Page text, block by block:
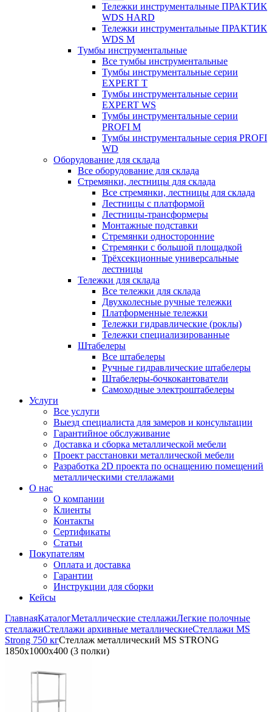
Тележки инструментальные ПРАКТИК
WDS HARD
Тележки инструментальные ПРАКТИК
WDS M
Тумбы инструментальные
Все тумбы инструментальные
Тумбы инструментальные серии
EXPERT T
Тумбы инструментальные серии
EXPERT WS
Тумбы инструментальные серии
PROFI M
Тумбы инструментальные серия PROFI
WD
Оборудование для склада
Все оборудование для склада
Стремянки, лестницы для склада
Все стремянки, лестницы для склада
Лестницы с платформой
Лестницы-трансформеры
Монтажные подставки
Стремянки односторонние
Стремянки с большой площадкой
Трёхсекционные универсальные
лестницы
Тележки для склада
Все тележки для склада
Двухколесные ручные тележки
Платформенные тележки
Тележки гидравлические (роклы)
Тележки специализированные
Штабелеры
Все штабелеры
Ручные гидравлические штабелеры
Штабелеры-бочкокантователи
Самоходные электроштабелеры
Услуги
Все услуги
Выезд специалиста для замеров и консультации
Гарантийное обслуживание
Доставка и сборка металлической мебели
Проект расстановки металлической мебели
Разработка 2D проекта по оснащению помещений
металлическими стеллажами
О нас
О компании
Клиенты
Контакты
Сертификаты
Статьи
Покупателям
Оплата и доставка
Гарантии
Инструкции для сборки
Кейсы
ГлавнаяКаталогМеталлические стеллажиЛегкие полочные
стеллажиСтеллажи архивные металлическиеСтеллажи MS
Strong 750 кгСтеллаж металлический MS STRONG
1850x1000x400 (3 полки)